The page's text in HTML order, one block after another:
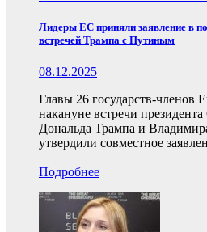
Лидеры ЕС приняли заявление в
встречей Трампа с Путиным
08.12.2025
Главы 26 государств-членов
накануне встречи
Дональда Трампа и
утвердили совместное
Подробнее